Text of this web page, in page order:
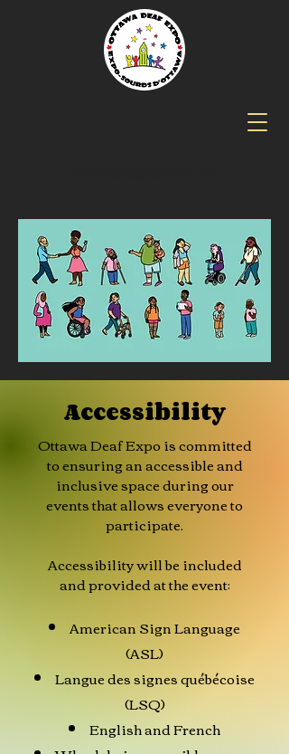
Accessibility
Ottawa Deaf Expo is committed
to ensuring an accessible and
inclusive space during our
events that allows everyone to
participate.
Accessibility will be included
and provided at the event:
American Sign Language
(ASL)
Langue des signes québécoise
(LSQ)
English and French